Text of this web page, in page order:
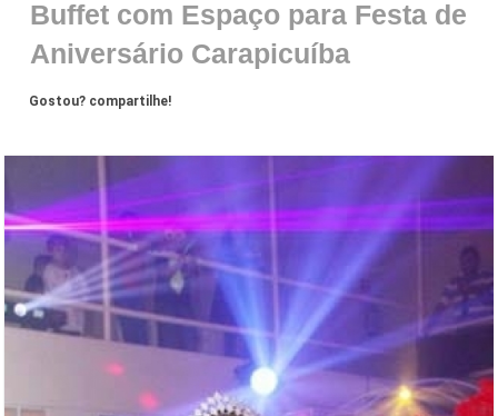
Buffet com Espaço para Festa de
Aniversário Carapicuíba
Gostou? compartilhe!